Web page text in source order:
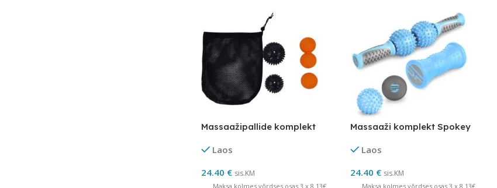
Massaažipallide komplekt
Laos
24.40 € sis.KM
Maksa kolmes võrdses osas 3 x 8.13€
Massaaži komplekt Spokey
Laos
24.40 € sis.KM
Maksa kolmes võrdses osas 3 x 8.13€